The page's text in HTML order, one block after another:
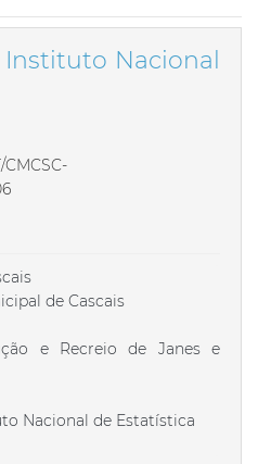
Nacional
CMCSC-
de Cascais
e Recreio de Janes e
Nacional de Estatística